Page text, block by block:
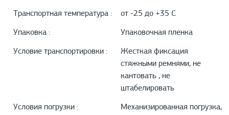
Транспортная температура : от -25 до +35 С
Упаковка : Упаковочная пленка
Условие транспортировки :
Жесткая фиксация
стяжными ремнями, не
кантовать , не
штабелировать
Условия погрузки :
Механизированная погрузка,